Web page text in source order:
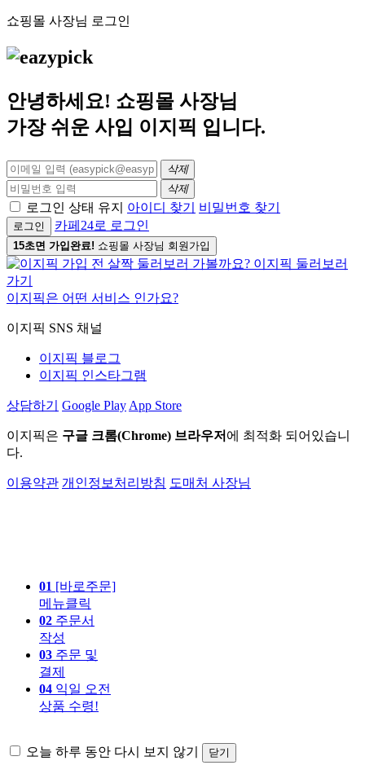
쇼핑몰 사장님 로그인
안녕하세요! 쇼핑몰 사장님
가장 쉬운 사입 이지픽 입니다.
삭제
삭제
로그인 상태 유지 아이디 찾기 비밀번호 찾기
로그인 카페24로 로그인
15초면 가입완료! 쇼핑몰 사장님 회원가입
이지픽은 어떤 서비스 인가요?
이지픽 SNS 채널
이지픽 블로그
이지픽 인스타그램
상담하기 Google Play App Store
이지픽은 구글 크롬(Chrome) 브라우저 에 최적화 되어있습니
다.
이용약관 개인정보처리방침 도매처 사장님
01 [바로주문]
메뉴클릭
02 주문서
작성
03 주문 및
결제
04 익일 오전
상품 수령!
오늘 하루 동안 다시 보지 않기 닫기